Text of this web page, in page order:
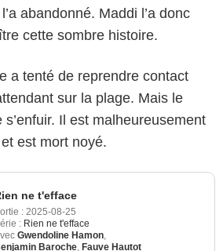
abandonné. Maddi l’a donc
cette sombre histoire.
a tenté de reprendre contact
sur la plage. Mais le
Il est malheureusement
est mort noyé.
ne t'efface
: 2025-08-25
: Rien ne t'efface
Gwendoline Hamon
Baroche Fauve Hautot